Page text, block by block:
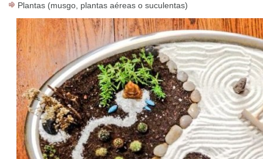
Plantas (musgo, plantas aéreas o suculentas)